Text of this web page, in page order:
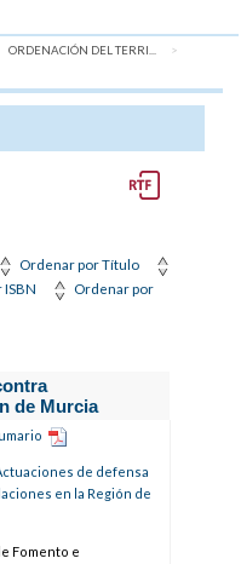
ORDENACIÓN DEL TERRI...
Ordenar por Título
Ordenar por
de Murcia
de defensa
en la Región de
Fomento e